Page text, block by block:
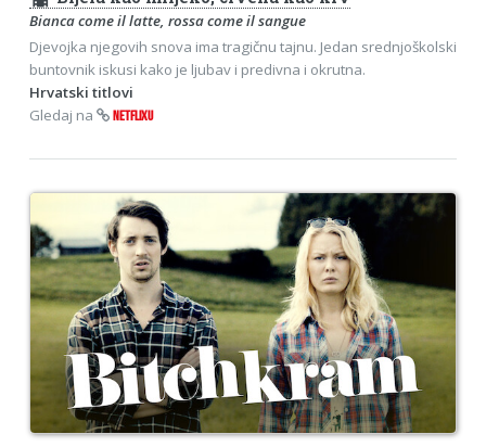
Bianca come il latte, rossa come il sangue
Djevojka njegovih snova ima tragičnu tajnu. Jedan srednjoškolski
buntovnik iskusi kako je ljubav i predivna i okrutna.
Hrvatski titlovi
Gledaj na
NETFLIXU